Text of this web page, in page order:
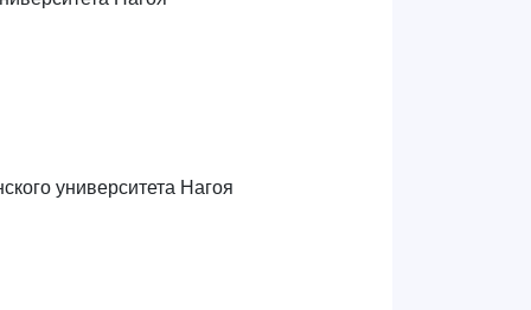
университета Нагоя